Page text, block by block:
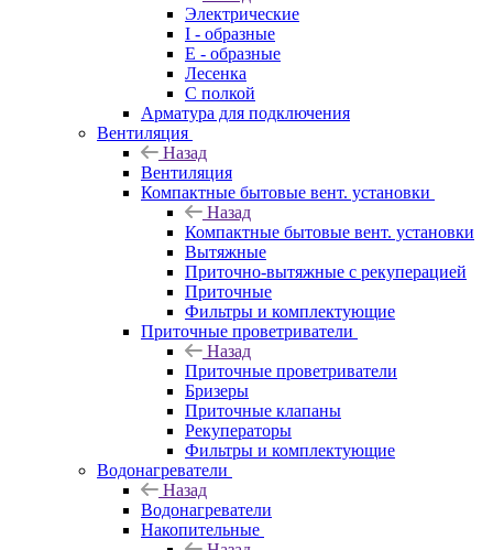
Электрические
I - образные
E - образные
Лесенка
С полкой
Арматура для подключения
Вентиляция
Назад
Вентиляция
Компактные бытовые вент. установки
Назад
Компактные бытовые вент. установки
Вытяжные
Приточно-вытяжные с рекуперацией
Приточные
Фильтры и комплектующие
Приточные проветриватели
Назад
Приточные проветриватели
Бризеры
Приточные клапаны
Рекуператоры
Фильтры и комплектующие
Водонагреватели
Назад
Водонагреватели
Накопительные